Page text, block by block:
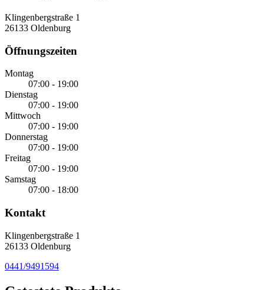
Klingenbergstraße 1
26133 Oldenburg
Öffnungszeiten
Montag
07:00 - 19:00
Dienstag
07:00 - 19:00
Mittwoch
07:00 - 19:00
Donnerstag
07:00 - 19:00
Freitag
07:00 - 19:00
Samstag
07:00 - 18:00
Kontakt
Klingenbergstraße 1
26133 Oldenburg
0441/9491594